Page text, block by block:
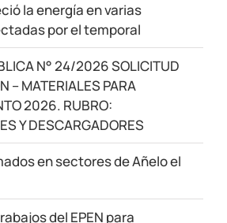
la energía en varias
por el temporal
N° 24/2026 SOLICITUD
– MATERIALES PARA
2026. RUBRO:
Y DESCARGADORES
en sectores de Añelo el
del EPEN para